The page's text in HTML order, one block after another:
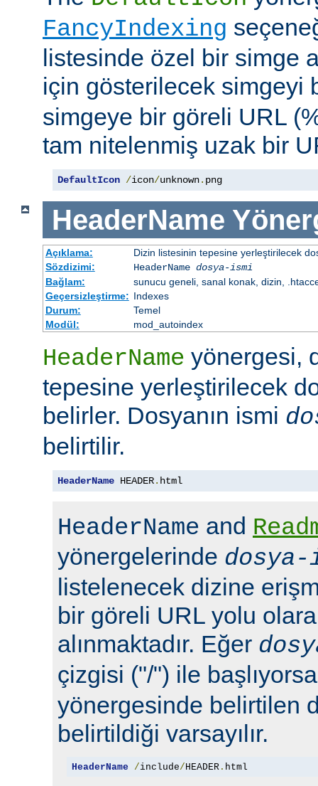
FancyIndexing
listesinde özel bir simge
için gösterilecek simgeyi
simgeye bir göreli URL
tam nitelenmiş uzak bir
DefaultIcon /icon/unknown. png
HeaderName
Açıklama:
Dizin listesinin tepesine yerleştirilecek
Sözdizimi:
HeaderName dosya-ismi
Bağlam:
sunucu geneli, sanal konak, dizin,
Geçersizleştirme: Indexes
Durum:
Temel
Modül:
mod_autoindex
HeaderName yönergesi,
tepesine yerleştirilecek
belirler. Dosyanın ismi
belirtilir.
HeaderName HEADER. html
HeaderName and
yönergelerinde
listelenecek dizine
bir göreli URL yolu
alınmaktadır. Eğer
çizgisi ("/") ile
yönergesinde belirtilen
belirtildiği varsayılır.
HeaderName /include/ HEADER. html